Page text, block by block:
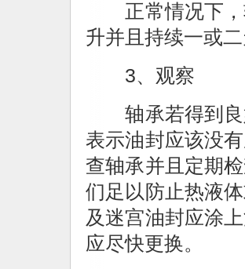
正常情况下，
升并且持续一或
3、观察
轴承若得到良
表示油封应该没
查轴承并且定期
们足以防止热液
及迷宫油封应涂
应尽快更换。